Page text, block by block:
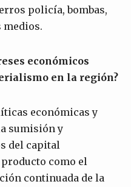
policía, bombas,
medios.
económicos
en la región?
económicas y
sumisión y
del capital
como el
continuada de la